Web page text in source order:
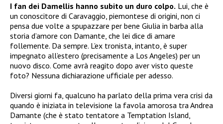
I fan dei Damellis hanno subito un duro colpo. Lui, che è
un conoscitore di Caravaggio, piemontese di origini, non ci
pensa due volte a spupazzare per bene Giulia in barba alla
storia d’amore con Damante, che lei dice di amare
follemente. Da sempre. L’ex tronista, intanto, è super
impegnato all’estero (precisamente a Los Angeles) per un
nuovo disco. Come avrà reagito dopo aver visto queste
foto? Nessuna dichiarazione ufficiale per adesso.
Diversi giorni fa, qualcuno ha parlato della prima vera crisi da
quando è iniziata in televisione la favola amorosa tra Andrea
Damante (che è stato tentatore a Temptation Island,